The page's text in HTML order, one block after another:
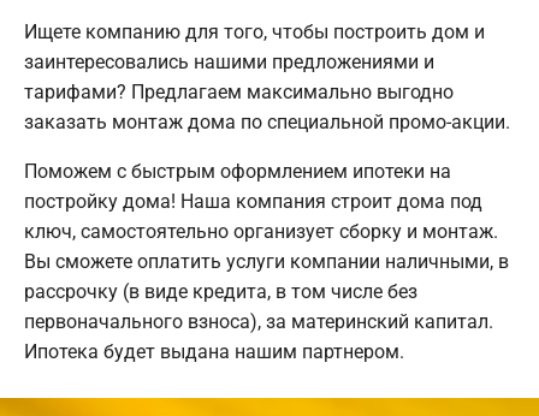
Ищете компанию для того, чтобы построить дом и
заинтересовались нашими предложениями и
тарифами? Предлагаем максимально выгодно
заказать монтаж дома по специальной промо-акции.
Поможем с быстрым оформлением ипотеки на
постройку дома! Наша компания строит дома под
ключ, самостоятельно организует сборку и монтаж.
Вы сможете оплатить услуги компании наличными, в
рассрочку (в виде кредита, в том числе без
первоначального взноса), за материнский капитал.
Ипотека будет выдана нашим партнером.